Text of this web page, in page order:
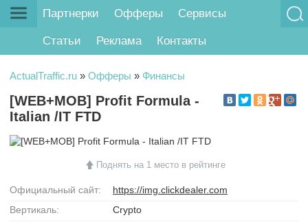
Партнерки Офферы Сервисы
Статьи Реклама Контакты
ActualTraffic.ru » Офферы » Финансы
[WEB+MOB] Profit Formula -
Italian /IT FTD
Поднять на 1 место в рейтинге
Официальный сайт:
https://img.clickdealer.com
Вертикаль:
Crypto